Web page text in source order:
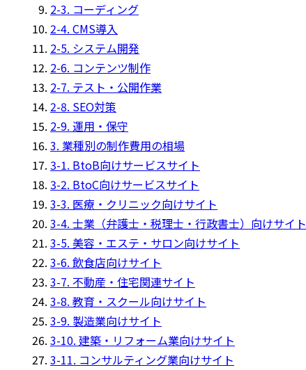
2-3. コーディング
2-4. CMS導入
2-5. システム開発
2-6. コンテンツ制作
2-7. テスト・公開作業
2-8. SEO対策
2-9. 運用・保守
3. 業種別の制作費用の相場
3-1. BtoB向けサービスサイト
3-2. BtoC向けサービスサイト
3-3. 医療・クリニック向けサイト
3-4. 士業（弁護士・税理士・行政書士）向けサイト
3-5. 美容・エステ・サロン向けサイト
3-6. 飲食店向けサイト
3-7. 不動産・住宅関連サイト
3-8. 教育・スクール向けサイト
3-9. 製造業向けサイト
3-10. 建築・リフォーム業向けサイト
3-11. コンサルティング業向けサイト